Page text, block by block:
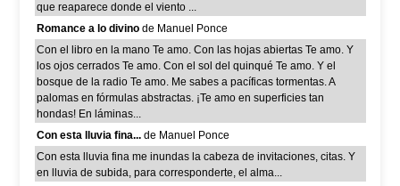
que reaparece donde el viento ...
Romance a lo divino de Manuel Ponce
Con el libro en la mano Te amo. Con las hojas abiertas Te amo. Y
los ojos cerrados Te amo. Con el sol del quinqué Te amo. Y el
bosque de la radio Te amo. Me sabes a pacíficas tormentas. A
palomas en fórmulas abstractas. ¡Te amo en superficies tan
hondas! En láminas...
Con esta lluvia fina... de Manuel Ponce
Con esta lluvia fina me inundas la cabeza de invitaciones, citas. Y
en lluvia de subida, para corresponderte, el alma...